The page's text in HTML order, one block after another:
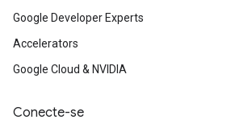
Google Developer Experts
Accelerators
Google Cloud & NVIDIA
Conecte-se